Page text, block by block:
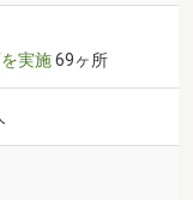
実施69ヶ所